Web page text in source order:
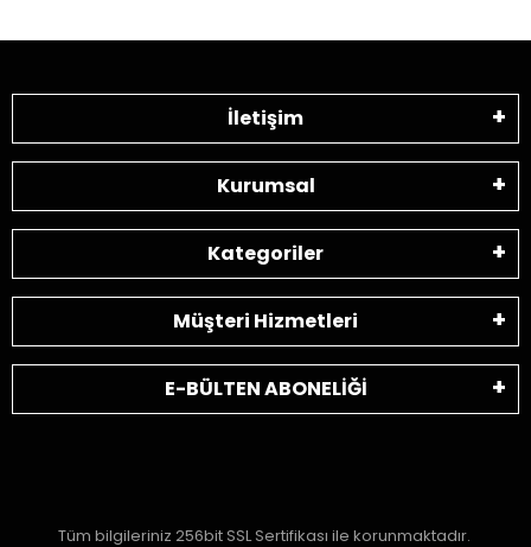
İletişim
Kurumsal
Kategoriler
Müşteri Hizmetleri
E-BÜLTEN ABONELİĞİ
Tüm bilgileriniz 256bit SSL Sertifikası ile korunmaktadır.